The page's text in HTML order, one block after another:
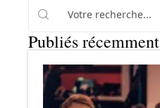
Publiés récemment